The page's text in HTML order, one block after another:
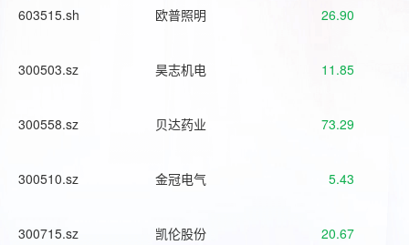
603515.sh 欧普照明 26.90
300503.sz 昊志机电 11.85
300558.sz 贝达药业 73.29
300510.sz 金冠电气 5.43
300715.sz 凯伦股份 20.67